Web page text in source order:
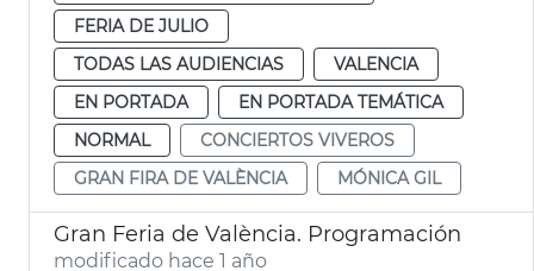
FERIA DE JULIO
TODAS LAS AUDIENCIAS
VALENCIA
EN PORTADA
EN PORTADA TEMÁTICA
NORMAL
CONCIERTOS VIVEROS
GRAN FIRA DE VALÈNCIA
MÓNICA GIL
Gran Feria de València. Programación
modificado hace 1 año